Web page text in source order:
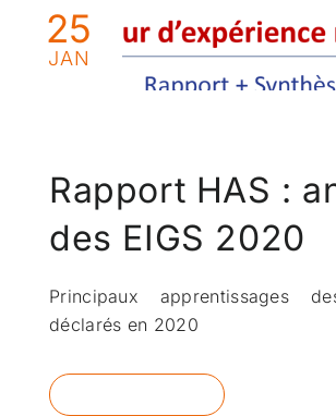
25
JAN
Rapport HAS :
des EIGS 2020
Principaux apprentissages
déclarés en 2020